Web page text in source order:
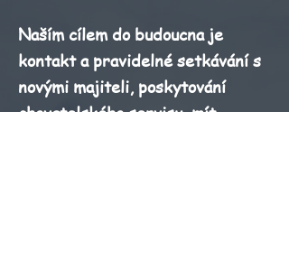
Naším cílem do budoucna je
kontakt a pravidelné setkávání s
novými majiteli, poskytování
chovatelského servisu, mít